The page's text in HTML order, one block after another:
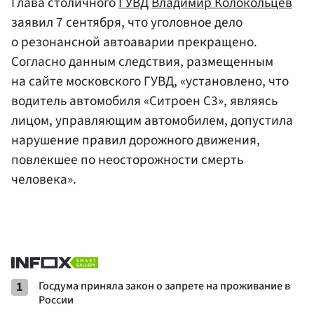
заявил 7 сентября, что уголовное дело
о резонансной автоаварии прекращено.
Согласно данным следствия, размещенным
на сайте московского ГУВД, «установлено, что
водитель автомобиля «Ситроен С3», являясь
лицом, управляющим автомобилем, допустила
нарушение правил дорожного движения,
повлекшее по неосторожности смерть
человека».
1
Госдума приняла закон о запрете на проживание в
России